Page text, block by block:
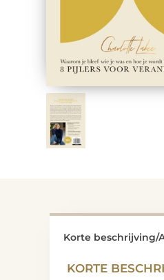
Korte beschrijving/
KORTE